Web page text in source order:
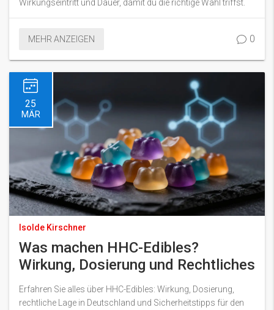
Wirkungseintritt und Dauer, damit du die richtige Wahl triffst.
MEHR ANZEIGEN 0
25
MÄR
Isolde Kirschner
Was machen HHC-Edibles?
Wirkung, Dosierung und Rechtliches
Erfahren Sie alles über HHC-Edibles: Wirkung, Dosierung,
rechtliche Lage in Deutschland und Sicherheitstipps für den